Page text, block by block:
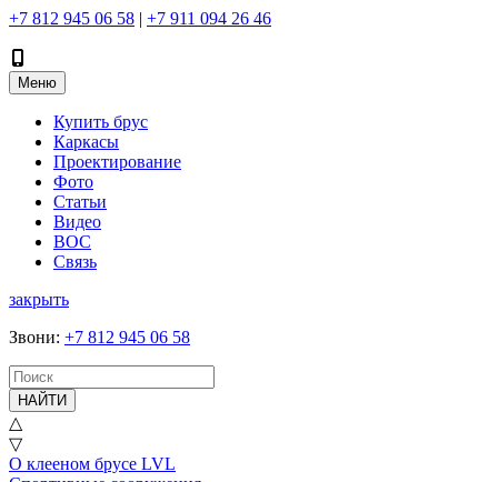
+7 812 945 06 58 | +7 911 094 26 46
Меню
Купить брус
Каркасы
Проектирование
Фото
Статьи
Видео
ВОС
Связь
закрыть
Звони: +7 812 945 06 58
НАЙТИ
△
▽
О клееном брусе LVL